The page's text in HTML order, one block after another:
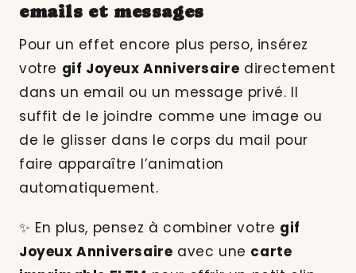
emails et messages
Pour un effet encore plus perso, insérez
votre gif Joyeux Anniversaire directement
dans un email ou un message privé. Il
suffit de le joindre comme une image ou
de le glisser dans le corps du mail pour
faire apparaître l’animation
automatiquement.
✨ En plus, pensez à combiner votre gif
Joyeux Anniversaire avec une carte